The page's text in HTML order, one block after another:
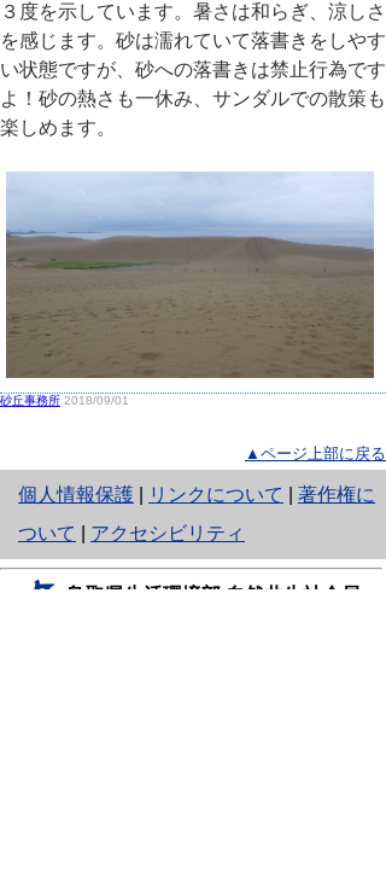
３度を示しています。暑さは和らぎ、涼しさ
を感じます。砂は濡れていて落書きをしやす
い状態ですが、砂への落書きは禁止行為です
よ！砂の熱さも一休み、サンダルでの散策も
楽しめます。
砂丘事務所 2018/09/01
▲ページ上部に戻る
個人情報保護
と
り
ネ
リンクについて
著作権に
ついて
アクセシビリティ
鳥取県生活環境部 自然共生社会局